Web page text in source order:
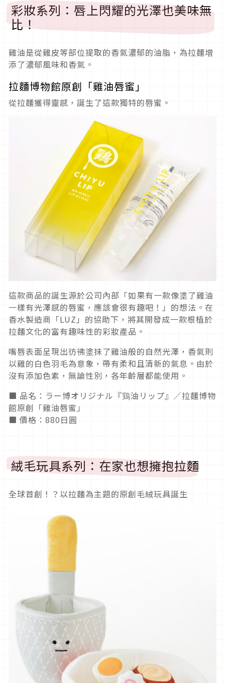
彩妝系列：唇上閃耀的光澤也美味無
比！
雞油是從雞皮等部位提取的香氣濃郁的油脂，為拉麵增
添了濃郁風味和香氣。
拉麵博物館原創「雞油唇蜜」
從拉麵獲得靈感，誕生了這款獨特的唇蜜。
這款商品的誕生源於公司內部「如果有一款像塗了雞油
一樣有光澤感的唇蜜，應該會很有趣吧！」的想法。在
香水製造商「LUZ」的協助下，將其開發成一款根植於
拉麵文化的富有趣味性的彩妝產品。
嘴唇表面呈現出彷彿塗抹了雞油般的自然光澤，香氣則
以雞的白色羽毛為意象，帶有柔和且清新的氣息。由於
沒有添加色素，無論性別，各年齡層都能使用。
■ 品名：ラー博オリジナル『鶏油リップ』／拉麵博物
館原創「雞油唇蜜」
■ 價格：880日圓
絨毛玩具系列：在家也想擁抱拉麵
全球首創！？以拉麵為主題的原創毛絨玩具誕生